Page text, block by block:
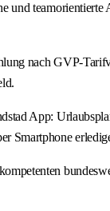
und teamorientierte
nach GVP-
App:
Smartphone